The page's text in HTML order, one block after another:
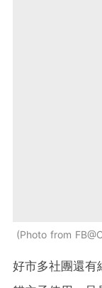
Photo from
好市多社團還有